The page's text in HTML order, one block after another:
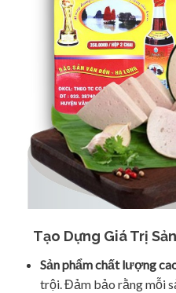
Tạo Dựng Giá Trị
Sản phẩm chất lượng
trội. Đảm bảo rằng mỗi